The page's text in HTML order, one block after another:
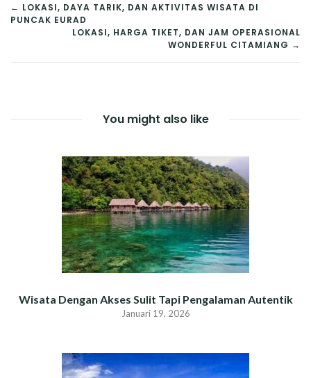
NAVIGASI
← LOKASI, DAYA TARIK, DAN AKTIVITAS WISATA DI
PUNCAK EURAD
LOKASI, HARGA TIKET, DAN JAM OPERASIONAL
WONDERFUL CITAMIANG →
You might also like
Wisata Dengan Akses Sulit Tapi Pengalaman Autentik
Januari 19, 2026